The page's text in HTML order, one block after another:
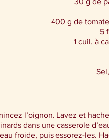
30 g de
400 g de
5
1 cuil. à
l’oignon. Lavez et
dans une casserole
froide, puis essorez-les.